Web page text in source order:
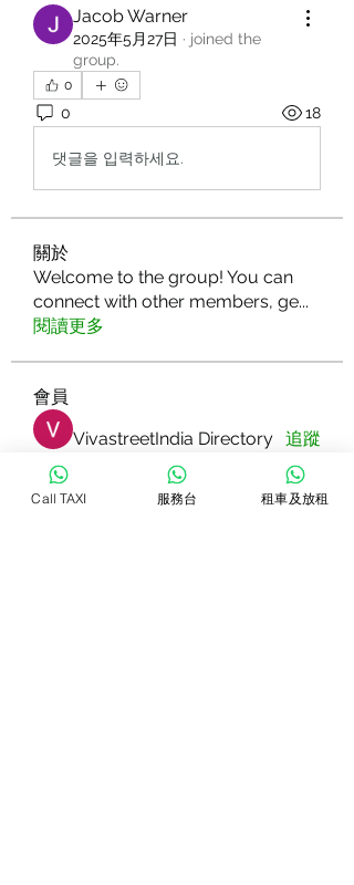
Jacob Warner
2025年5月27日 · joined the
group.
0
0 18
댓글을 입력하세요.
關於
Welcome to the group! You can
connect with other members, ge...
閱讀更多
會員
VivastreetIndia Directory 追蹤
Dorable yong 追蹤
Call TAXI 服務台 租車及放租